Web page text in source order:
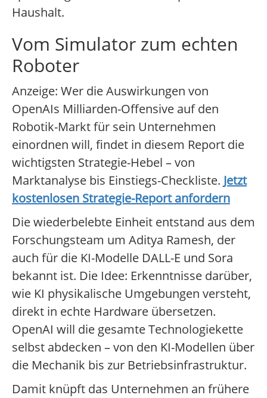
Haushalt.
Vom Simulator zum echten
Roboter
Anzeige: Wer die Auswirkungen von
OpenAIs Milliarden-Offensive auf den
Robotik-Markt für sein Unternehmen
einordnen will, findet in diesem Report die
wichtigsten Strategie-Hebel – von
Marktanalyse bis Einstiegs-Checkliste. Jetzt
kostenlosen Strategie-Report anfordern
Die wiederbelebte Einheit entstand aus dem
Forschungsteam um Aditya Ramesh, der
auch für die KI-Modelle DALL-E und Sora
bekannt ist. Die Idee: Erkenntnisse darüber,
wie KI physikalische Umgebungen versteht,
direkt in echte Hardware übersetzen.
OpenAI will die gesamte Technologiekette
selbst abdecken – von den KI-Modellen über
die Mechanik bis zur Betriebsinfrastruktur.
Damit knüpft das Unternehmen an frühere